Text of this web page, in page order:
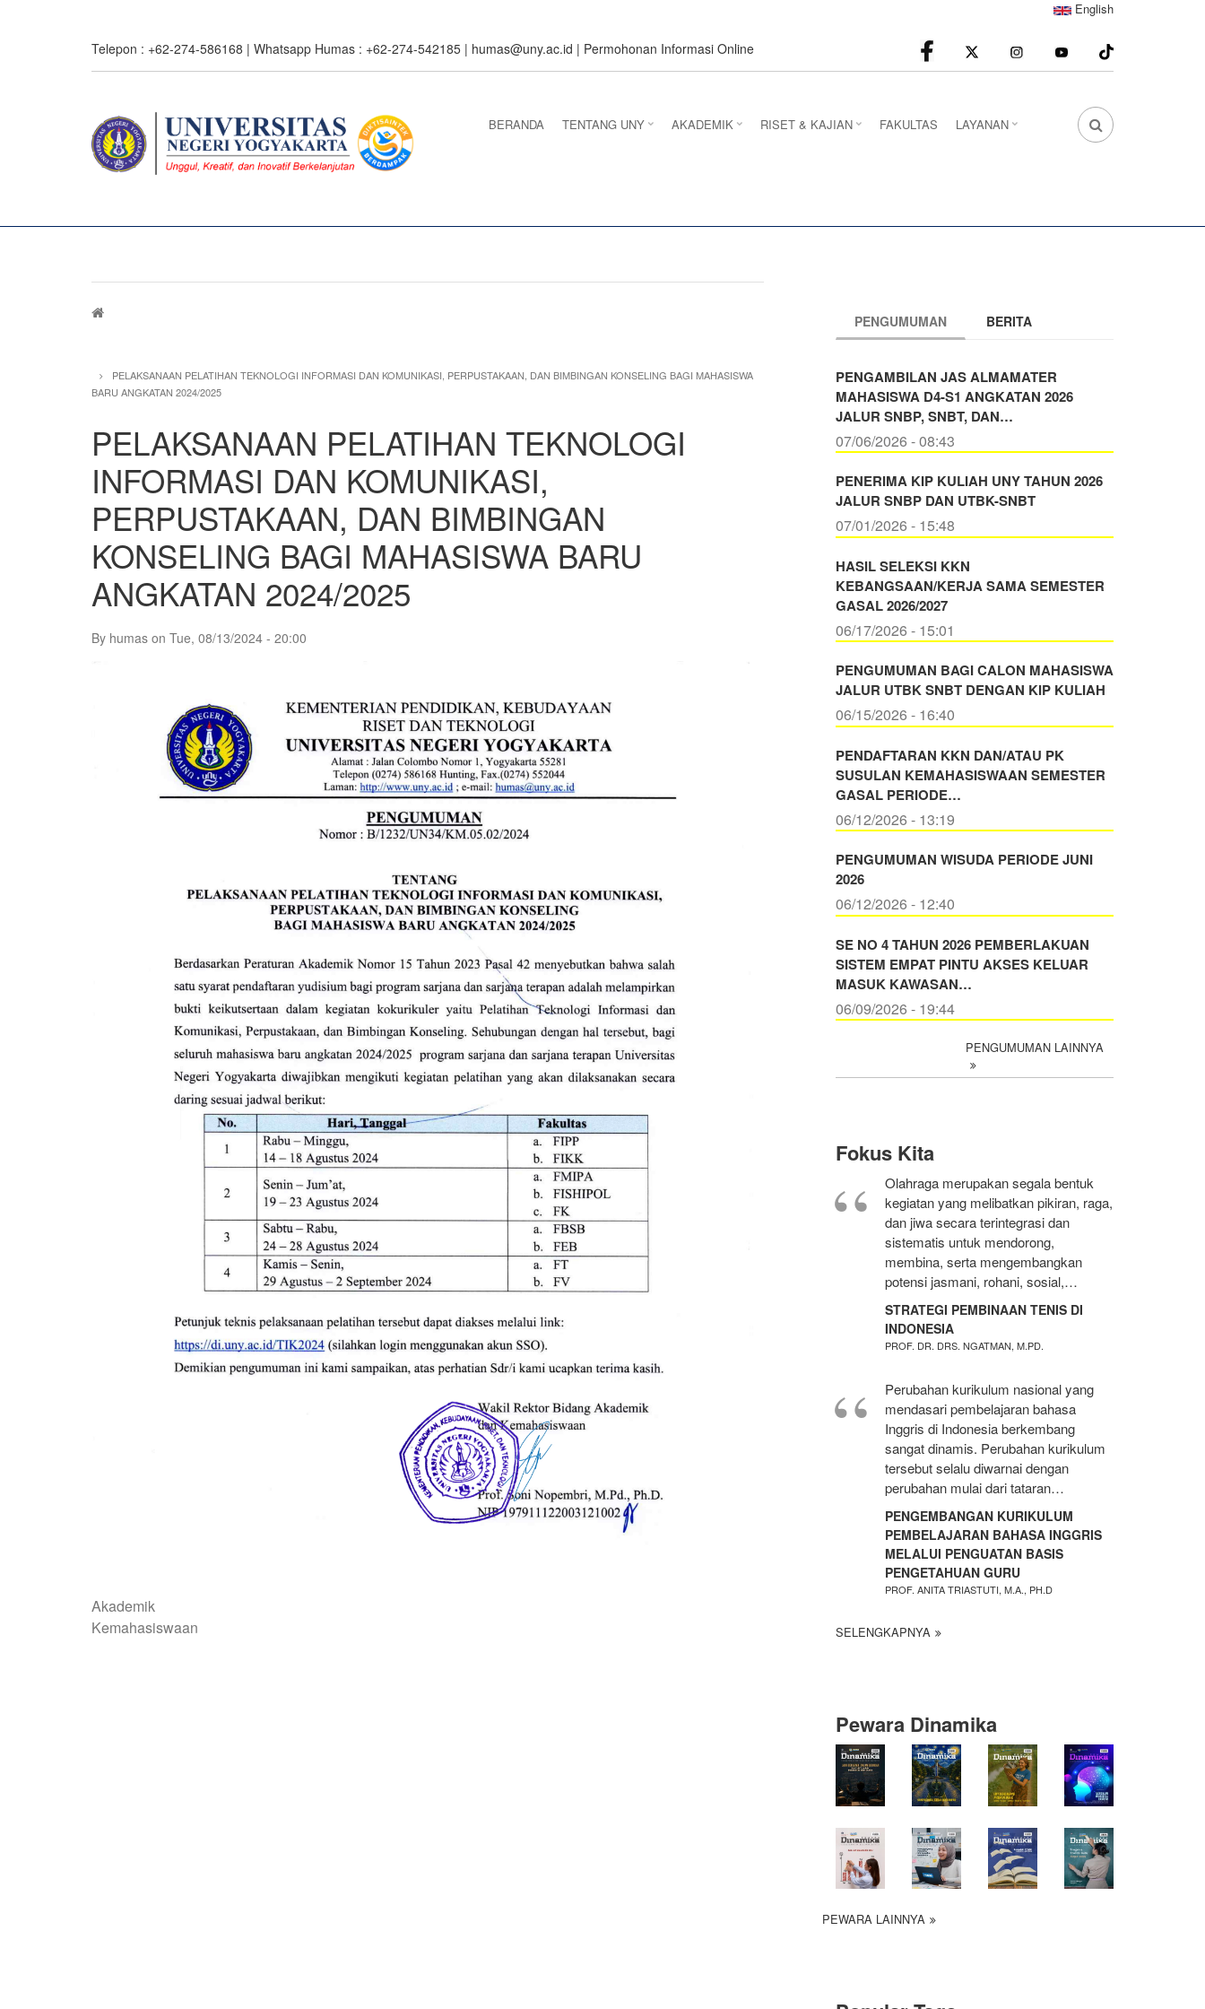
English
Telepon : +62-274-586168 | Whatsapp Humas : +62-274-542185 | humas@uny.ac.id | Permohonan Informasi Online facebook Instagram youtube
FA
BERANDA TENTANG UNY AKADEMIK RISET & KAJIAN FAKULTAS LAYANAN
Breadcrumb
PELAKSANAAN PELATIHAN TEKNOLOGI INFORMASI DAN KOMUNIKASI, PERPUSTAKAAN, DAN BIMBINGAN KONSELING BAGI MAHASISWA
BARU ANGKATAN 2024/2025
PELAKSANAAN PELATIHAN TEKNOLOGI
INFORMASI DAN KOMUNIKASI,
PERPUSTAKAAN, DAN BIMBINGAN
KONSELING BAGI MAHASISWA BARU
ANGKATAN 2024/2025
By humas on Tue, 08/13/2024 - 20:00
Akademik
Kemahasiswaan
PENGUMUMAN BERITA
PENGAMBILAN JAS ALMAMATER
MAHASISWA D4-S1 ANGKATAN 2026
JALUR SNBP, SNBT, DAN…
07/06/2026 - 08:43
PENERIMA KIP KULIAH UNY TAHUN 2026
JALUR SNBP DAN UTBK-SNBT
07/01/2026 - 15:48
HASIL SELEKSI KKN
KEBANGSAAN/KERJA SAMA SEMESTER
GASAL 2026/2027
06/17/2026 - 15:01
PENGUMUMAN BAGI CALON MAHASISWA
JALUR UTBK SNBT DENGAN KIP KULIAH
06/15/2026 - 16:40
PENDAFTARAN KKN DAN/ATAU PK
SUSULAN KEMAHASISWAAN SEMESTER
GASAL PERIODE…
06/12/2026 - 13:19
PENGUMUMAN WISUDA PERIODE JUNI
2026
06/12/2026 - 12:40
SE NO 4 TAHUN 2026 PEMBERLAKUAN
SISTEM EMPAT PINTU AKSES KELUAR
MASUK KAWASAN…
06/09/2026 - 19:44
PENGUMUMAN LAINNYA
Fokus Kita
Olahraga merupakan segala bentuk
kegiatan yang melibatkan pikiran, raga,
dan jiwa secara terintegrasi dan
sistematis untuk mendorong,
membina, serta mengembangkan
potensi jasmani, rohani, sosial,…
STRATEGI PEMBINAAN TENIS DI
INDONESIA
PROF. DR. DRS. NGATMAN, M.PD.
Perubahan kurikulum nasional yang
mendasari pembelajaran bahasa
Inggris di Indonesia berkembang
sangat dinamis. Perubahan kurikulum
tersebut selalu diwarnai dengan
perubahan mulai dari tataran…
PENGEMBANGAN KURIKULUM
PEMBELAJARAN BAHASA INGGRIS
MELALUI PENGUATAN BASIS
PENGETAHUAN GURU
PROF. ANITA TRIASTUTI, M.A., PH.D
SELENGKAPNYA
Pewara Dinamika
PEWARA LAINNYA